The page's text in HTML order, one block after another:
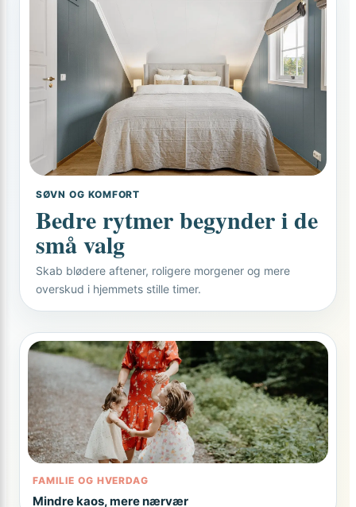
SØVN OG KOMFORT
Bedre rytmer begynder i de
små valg
Skab blødere aftener, roligere morgener og mere
overskud i hjemmets stille timer.
FAMILIE OG HVERDAG
Mindre kaos, mere nærvær